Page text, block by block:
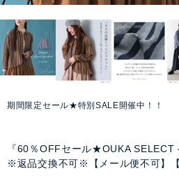
期間限定セール★特別SALE開催中！！
『60％OFFセール★OUKA SELECT
※返品交換不可※【メール便不可】【